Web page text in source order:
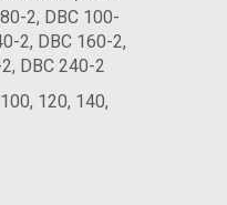
2, DBC 100-
2, DBC 160-2,
DBC 240-2
120, 140,